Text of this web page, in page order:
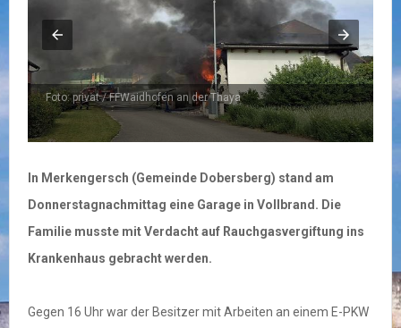
Foto: privat / FFWaidhofen an der Thaya
In Merkengersch (Gemeinde Dobersberg) stand am
Donnerstagnachmittag eine Garage in Vollbrand. Die
Familie musste mit Verdacht auf Rauchgasvergiftung ins
Krankenhaus gebracht werden.
Gegen 16 Uhr war der Besitzer mit Arbeiten an einem E-PKW